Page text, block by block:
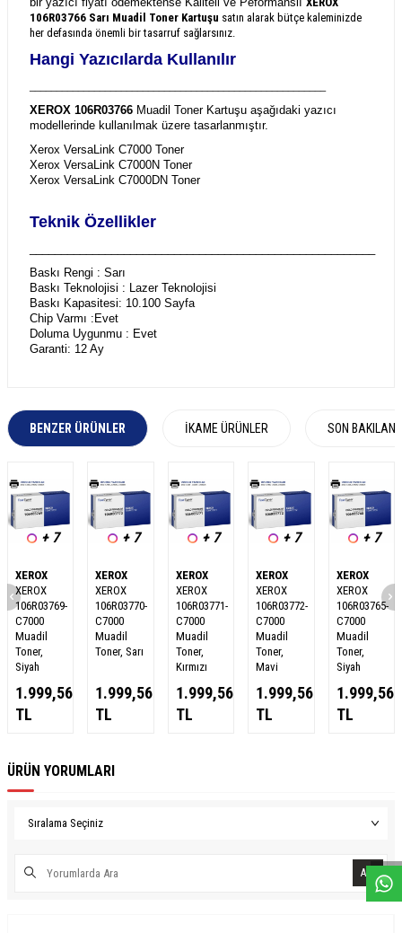
WhasappDeseHatt
106R03766 Sarı Muadil Toner Kartuşu satın alarak bütçe kaleminizde
her defasında önemli bir tasarruf sağlarsınız.
Hangi Yazıcılarda Kullanılır
XEROX 106R03766 Muadil Toner Kartuşu aşağıdaki yazıcı
modellerinde kullanılmak üzere tasarlanmıştır.
Xerox VersaLink C7000 Toner
Xerox VersaLink C7000N Toner
Xerox VersaLink C7000DN Toner
Teknik Özellikler
Baskı Rengi : Sarı
Baskı Teknolojisi : Lazer Teknolojisi
Baskı Kapasitesi: 10.100 Sayfa
Chip Varmı :Evet
Doluma Uygunmu : Evet
Garanti: 12 Ay
BENZER ÜRÜNLER İKAME ÜRÜNLER SON
+ 7
XEROX
XEROX
106R03769-
C7000
Muadil
Toner,
Siyah
1.999,56
TL
+ 7
XEROX
XEROX
106R03770-
C7000
Muadil
Toner, Sarı
1.999,56
TL
+ 7
XEROX
XEROX
106R03771-
C7000
Muadil
Toner,
Kırmızı
1.999,56
TL
+ 7
XEROX
XEROX
106R03772-
C7000
Muadil
Toner,
Mavi
1.999,56
TL
+ 7
XEROX
XEROX
106R03765-
C7000
Muadil
Toner,
Siyah
1.999,56
TL
ÜRÜN YORUMLARI
Ara